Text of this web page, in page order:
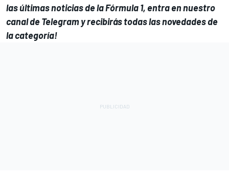
las últimas noticias de la Fórmula 1, entra ennuestro
canal de Telegramy recibirás todas las novedades de
la categoría!